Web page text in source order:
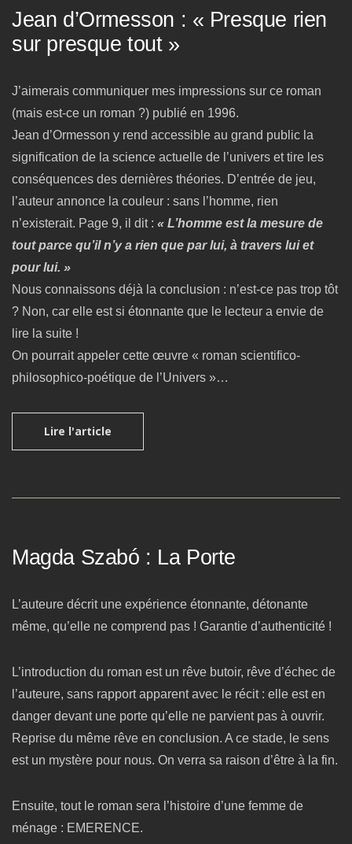
Jean d’Ormesson : « Presque rien
sur presque tout »
J’aimerais communiquer mes impressions sur ce roman
(mais est-ce un roman ?) publié en 1996.
Jean d’Ormesson y rend accessible au grand public la
signification de la science actuelle de l’univers et tire les
conséquences des dernières théories. D’entrée de jeu,
l’auteur annonce la couleur : sans l’homme, rien
n’existerait. Page 9, il dit : « L’homme est la mesure de
tout parce qu’il n’y a rien que par lui, à travers lui et
pour lui. »
Nous connaissons déjà la conclusion : n’est-ce pas trop tôt
? Non, car elle est si étonnante que le lecteur a envie de
lire la suite !
On pourrait appeler cette œuvre « roman scientifico-
philosophico-poétique de l’Univers »…
Lire l'article
Magda Szabó : La Porte
L’auteure décrit une expérience étonnante, détonante
même, qu’elle ne comprend pas ! Garantie d’authenticité !
L’introduction du roman est un rêve butoir, rêve d’échec de
l’auteure, sans rapport apparent avec le récit : elle est en
danger devant une porte qu’elle ne parvient pas à ouvrir.
Reprise du même rêve en conclusion. A ce stade, le sens
est un mystère pour nous. On verra sa raison d’être à la fin.
Ensuite, tout le roman sera l’histoire d’une femme de
ménage : EMERENCE.